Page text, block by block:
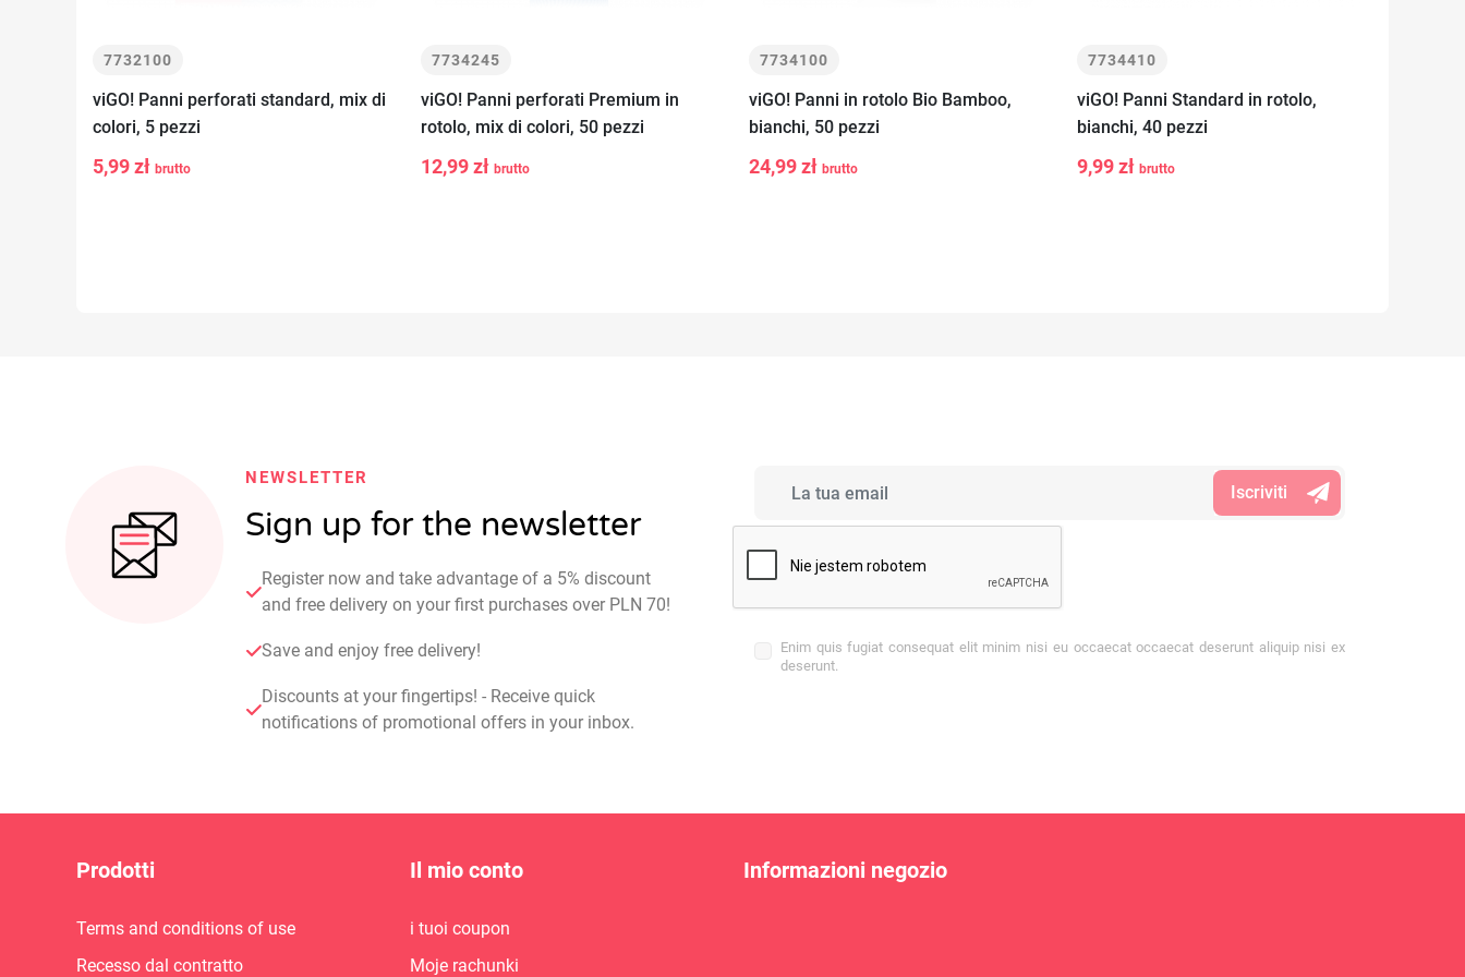
7732100
viGO! Panni perforati standard, mix di
colori, 5 pezzi
5,99 zł brutto
7734245
viGO! Panni perforati Premium in
rotolo, mix di colori, 50 pezzi
12,99 zł brutto
7734100
viGO! Panni in rotolo Bio Bamboo,
bianchi, 50 pezzi
24,99 zł brutto
7734410
viGO! Panni Standard in rotolo,
bianchi, 40 pezzi
9,99 zł brutto
NEWSLETTER
Sign up for the newsletter
Register now and take advantage of a 5% discount
and free delivery on your first purchases over PLN 70!
Save and enjoy free delivery!
Discounts at your fingertips! - Receive quick
notifications of promotional offers in your inbox.
Enim quis fugiat consequat elit minim nisi eu occaecat occaecat deserunt aliquip nisi ex
deserunt.
Prodotti
Terms and conditions of use
Recesso dal contratto
Il mio conto
i tuoi coupon
Moje rachunki
Informazioni negozio